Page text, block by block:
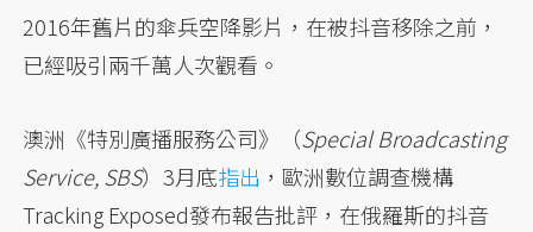
2016年舊片的傘兵空降影片，在被抖音移除之前，
已經吸引兩千萬人次觀看。
澳洲《特別廣播服務公司》（Special Broadcasting
Service, SBS）3月底指出 ，歐洲數位調查機構
Tracking Exposed發布報告批評，在俄羅斯的抖音